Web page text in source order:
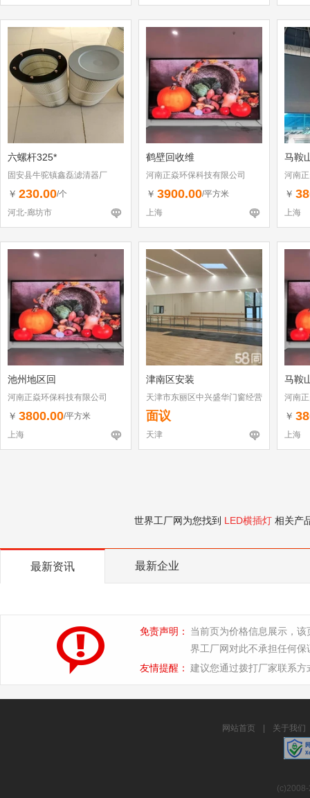
六螺杆325*
固安县牛驼镇鑫磊滤清器厂
￥ 230.00/个
河北-廊坊市
鹤壁回收维
河南正焱环保科技有限公司
￥ 3900.00/平方米
上海
马鞍
河南
￥
上海
池州地区回
河南正焱环保科技有限公司
￥ 3800.00/平方米
上海
津南区安装
天津市东丽区中兴盛华门窗经营
部
面议
天津
马鞍
河南
￥
上海
世界工厂网为您找到 LED横插灯 相关产
最新资讯 最新企业
免责声明：
当前页为价格信息展示，
界工厂网对此不承担任何保
友情提醒： 建议您通过拨打厂家联系
网站首页 关于我们